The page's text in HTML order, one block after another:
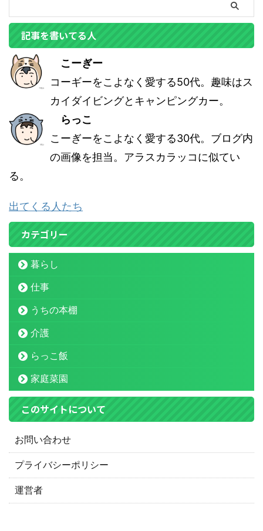
記事を書いてる人
こーぎー
コーギーをこよなく愛する50代。趣味はス
カイダイビングとキャンピングカー。
らっこ
こーぎーをこよなく愛する30代。ブログ内
の画像を担当。アラスカラッコに似てい
る。
出てくる人たち
カテゴリー
暮らし
仕事
うちの本棚
介護
らっこ飯
家庭菜園
このサイトについて
お問い合わせ
プライバシーポリシー
運営者